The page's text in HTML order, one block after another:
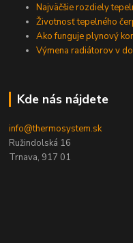
Najväčšie rozdiely
Životnosť tepelného
Ako funguje plynový
Výmena radiátorov v
Kde nás nájdete
info@thermosystem.sk
Ružindolská 16
Trnava, 917 01